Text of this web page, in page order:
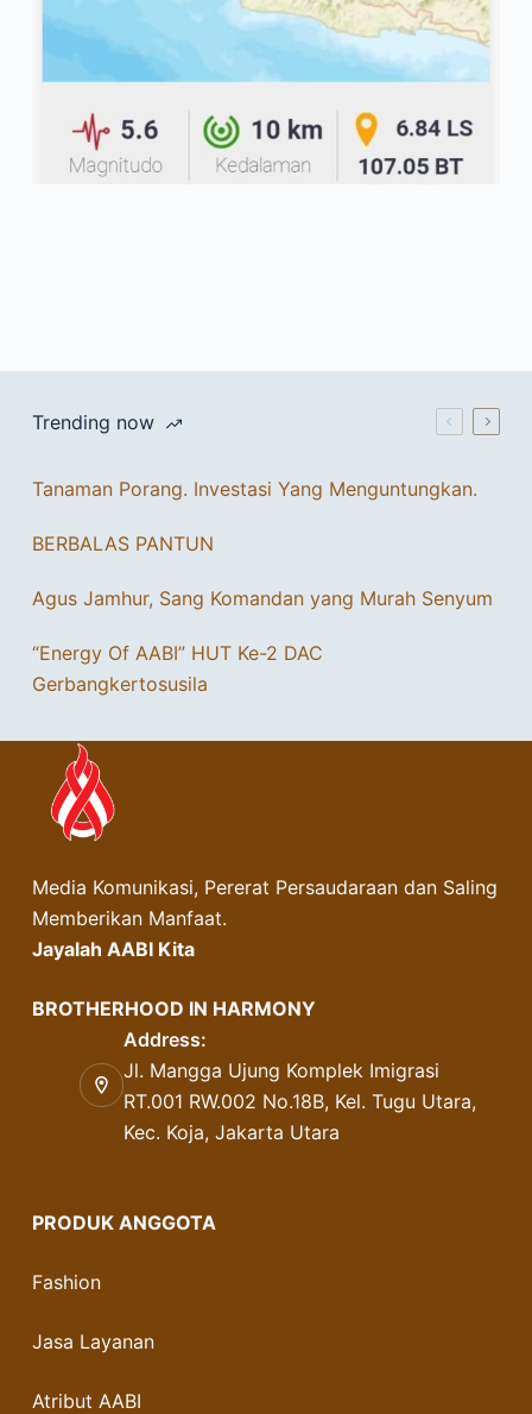
Trending now
Tanaman Porang. Investasi Yang Menguntungkan.
BERBALAS PANTUN
Agus Jamhur, Sang Komandan yang Murah Senyum
“Energy Of AABI” HUT Ke-2 DAC
Gerbangkertosusila
Media Komunikasi, Pererat Persaudaraan dan Saling
Memberikan Manfaat.
Jayalah AABI Kita
BROTHERHOOD IN HARMONY
Address:
Jl. Mangga Ujung Komplek Imigrasi
RT.001 RW.002 No.18B, Kel. Tugu Utara,
Kec. Koja, Jakarta Utara
PRODUK ANGGOTA
Fashion
Jasa Layanan
Atribut AABI